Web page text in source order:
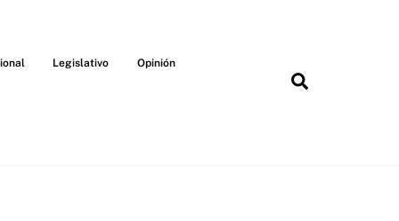
Legislativo Opinión